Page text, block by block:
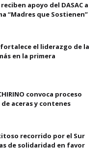
apoyo del DASAC a
“Madres que Sostienen”
el liderazgo de la
en la primera
convoca proceso
aceras y contenes
recorrido por el Sur
de solidaridad en favor